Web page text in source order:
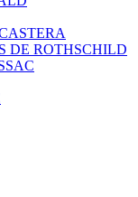
DE ROTHSCHILD